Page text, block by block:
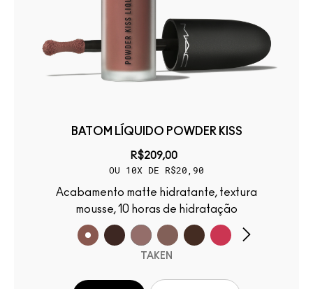
BATOM LÍQUIDO POWDER KISS
R$209,00
OU 10X DE R$20,90
Acabamento matte hidratante, textura
mousse, 10 horas de hidratação
TAKEN